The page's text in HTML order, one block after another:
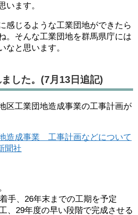
います。
感じるような工業団地ができたら
。そんな工業団地を群馬県庁には
なと思います。
した。(7月13日追記)
区工業団地造成事業の工事計画が
造成事業 工事計画などについて
聞社
手、26年末までの工期を予定
、29年度の早い段階で完成させる